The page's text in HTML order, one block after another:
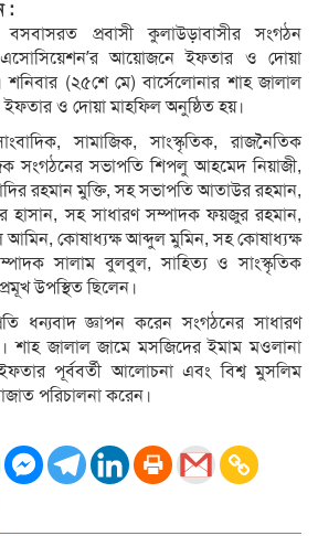
:
বসবাসরত প্রবাসী কুলাউড়াবাসীর সংগঠন
এসোসিয়েশন’র আয়োজনে ইফতার ও দোয়া
শনিবার (২৫শে মে) বার্সেলোনার শাহ জালাল
ও দোয়া মাহফিল অনুষ্ঠিত হয়।
সামাজিক, সাংস্কৃতিক, রাজনৈতিক
সংগঠনের সভাপতি শিপলু আহমেদ নিয়াজী,
রহমান মুক্তি, সহ সভাপতি আতাউর রহমান,
হাসান, সহ সাধারণ সম্পাদক ফয়জুর রহমান,
কোষাধ্যক্ষ আব্দুল মুমিন, সহ কোষাধ্যক্ষ
সালাম বুলবুল, সাহিত্য ও সাংস্কৃতিক
উপস্থিত ছিলেন।
ধন্যবাদ জ্ঞাপন করেন সংগঠনের সাধারণ
শাহ জালাল জামে মসজিদের ইমাম মওলানা
পূর্ববর্তী আলোচনা এবং বিশ্ব মুসলিম
পরিচালনা করেন।